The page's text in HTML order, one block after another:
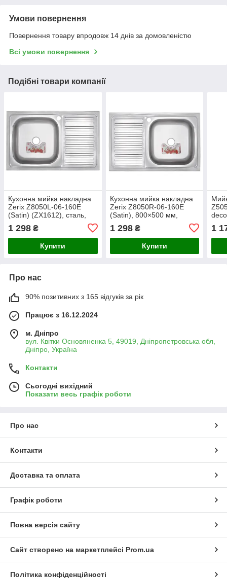
Умови повернення
Повернення товару впродовж 14 днів за домовленістю
Всі умови повернення
Подібні товари компанії
Кухонна мийка накладна
Zerix Z8050L-06-160E
(Satin) (ZX1612), сталь,
800 мм, 1 чаша, матова, з
крилом для посуду
1 298 ₴
Купити
Кухонна мийка накладна
Zerix Z8050R-06-160E
(Satin), 800×500 мм,
неіржавка сталь, 1 чаша,
крила, матова поверхня
1 298₴
Купити
1
Про нас
90% позитивних з 165 відгуків за рік
Працює з 16.12.2024
м. Дніпро
вул. Квітки Основяненка 5, 49019, Дніпропетровська обл,
Дніпро, Україна
Контакти
Сьогодні вихідний
Показати весь графік роботи
Про нас
Контакти
Доставка та оплата
Графік роботи
Повна версія сайту
Сайт створено на маркетплейсі Prom.ua
Політика конфіденційності